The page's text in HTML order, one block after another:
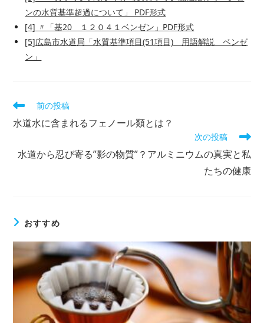
ンの水質基準超過について」 PDF形式
[4] 〃「基20 １２０４１ベンゼン」PDF形式
[5]広島市水道局「水質基準項目(51項目) 用語解説 ベンゼ
ン」
前の投稿
水道水に含まれるフェノール類とは？
次の投稿
水道から忍び寄る”影の物質”？アルミニウムの真実と私
たちの健康
おすすめ